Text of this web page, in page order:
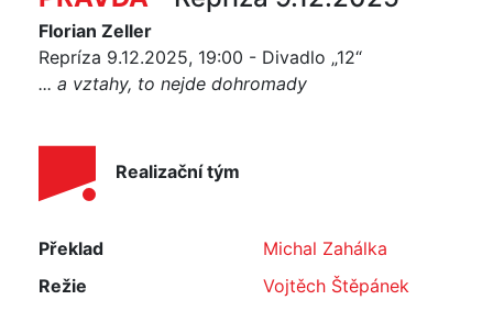
Florian Zeller
Repríza 9.12.2025, 19:00 - Divadlo „12“
... a vztahy, to nejde dohromady
Realizační tým
Překlad
Michal Zahálka
Režie
Vojtěch Štěpánek